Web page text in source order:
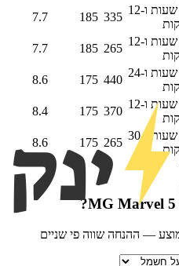
6 שעות ו-12
335
185
7.7
5 שעות ו-12
265
185
7.7
7 שעות ו-24
440
175
8.6
7 שעות ו-12
370
175
8.4
5 שעות ו-30
265
175
8.6
MG Marvel
?
— ההנחה שווה פי שניים